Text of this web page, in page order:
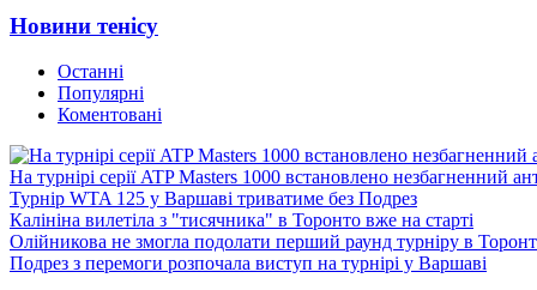
Новини тенісу
Останні
Популярні
Коментовані
На турнірі серії ATP Masters 1000 встановлено незбагненний
Турнір WTA 125 у Варшаві триватиме без Подрез
Калініна вилетіла з "тисячника" в Торонто вже на старті
Олійникова не змогла подолати перший раунд турніру в
Подрез з перемоги розпочала виступ на турнірі у Варшаві